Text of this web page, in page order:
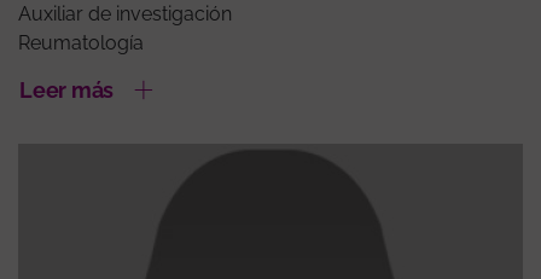
Auxiliar de investigación
Reumatología
Leer más